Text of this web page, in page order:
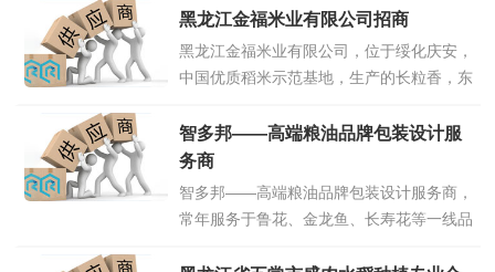
13555334411陈鹏点击详情>>
黑龙江金福米业有限公司招商
黑龙江金福米业有限公司，位于绥化庆安，
中国优质稻米示范基地，生产的长粒香，东
销商代理联系电话13604555588刘总点击
详情>>
智多邦——高端粮油品牌包装设计服
务商
智多邦——高端粮油品牌包装设计服务商，
常年服务于鲁花、金龙鱼、长寿花等一线品